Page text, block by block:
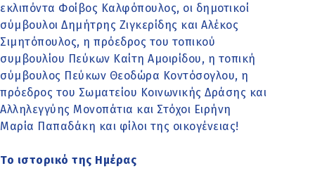
εκλιπόντα Φοίβος Καλφόπουλος, οι δημοτικοί
σύμβουλοι Δημήτρης Ζιγκερίδης και Αλέκος
Σιμητόπουλος, η πρόεδρος του τοπικού
συμβουλίου Πεύκων Καίτη Αμοιρίδου, η τοπική
σύμβουλος Πεύκων Θεοδώρα Κοντόσογλου, η
πρόεδρος του Σωματείου Κοινωνικής Δράσης και
Αλληλεγγύης Μονοπάτια και Στόχοι Ειρήνη
Μαρία Παπαδάκη και φίλοι της οικογένειας!
Το ιστορικό της Ημέρας